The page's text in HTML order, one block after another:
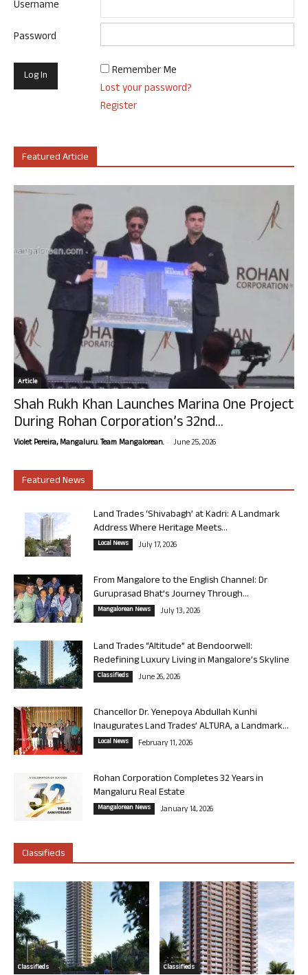
Username
Password
Remember Me
Lost your password?
Register
Featured Article
Article
Shah Rukh Khan Launches Marina One Project
During Rohan Corporation’s 32nd...
Violet Pereira, Mangaluru. Team Mangalorean. - June 25, 2026
Featured News
Land Trades ‘Shivabagh’ at Kadri: A Landmark
Address Where Heritage Meets...
Local News July 17, 2026
From Mangalore to the English Channel: Dr
Guruprasad Bhat’s Journey Through...
Mangalorean News July 13, 2026
Land Trades “Altitude” at Bendoorwell:
Redefining Luxury Living in Mangalore’s Skyline
Classifieds June 26, 2026
Chancellor Dr. Yenepoya Abdullah Kunhi
Inaugurates Land Trades’ ALTURA, a Landmark...
Local News February 11, 2026
Rohan Corporation Completes 32 Years in
Mangaluru Real Estate
Mangalorean News January 14, 2026
Classifieds
Classifieds Classifieds